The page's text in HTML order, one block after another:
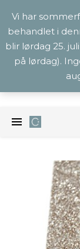
Vi har
behandlet i
blir lørdag 25.
på lørdag).